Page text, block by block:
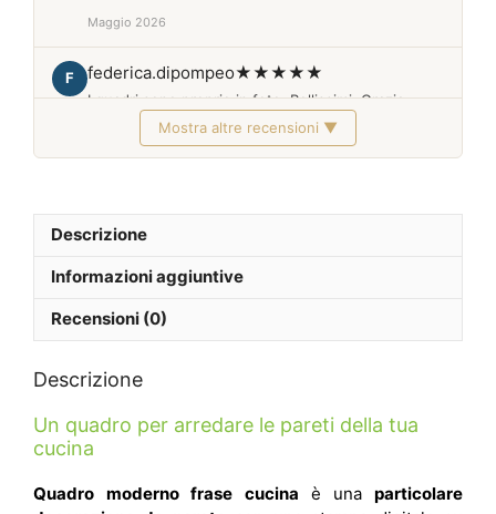
Maggio 2026
F federica.dipompeo★★★★★
I quadri sono proprio in foto. Bellissimi. Grazie
Febbraio 2026
Mostra altre recensioni ▼
Descrizione
Informazioni aggiuntive
Recensioni (0)
Descrizione
Un quadro per arredare le pareti della tua
cucina
Quadro moderno frase cucina è una particolare